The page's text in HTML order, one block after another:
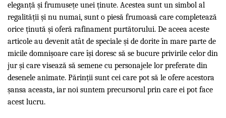
eleganță și frumusețe unei ținute. Acestea sunt un simbol al
regalității și nu numai, sunt o piesă frumoasă care completează
orice ținută și oferă rafinament purtătorului. De aceea aceste
articole au devenit atât de speciale și de dorite în mare parte de
micile domnișoare care își doresc să se bucure privirile celor din
jur și care visează să semene cu personajele lor preferate din
desenele animate. Părinții sunt cei care pot să le ofere acestora
șansa aceasta, iar noi suntem precursorul prin care ei pot face
acest lucru.